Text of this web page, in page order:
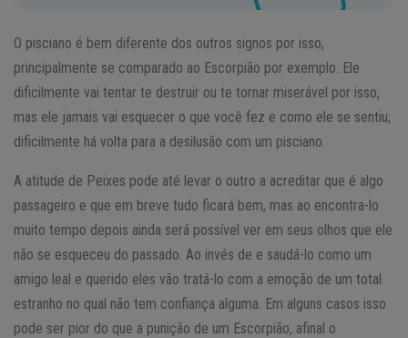
O pisciano é bem diferente dos outros signos por isso,
principalmente se comparado ao Escorpião por exemplo. Ele
dificilmente vai tentar te destruir ou te tornar miserável por isso,
mas ele jamais vai esquecer o que você fez e como ele se sentiu;
dificilmente há volta para a desilusão com um pisciano.
A atitude de Peixes pode até levar o outro a acreditar que é algo
passageiro e que em breve tudo ficará bem, mas ao encontra-lo
muito tempo depois ainda será possível ver em seus olhos que ele
não se esqueceu do passado. Ao invés de e saudá-lo como um
amigo leal e querido eles vão tratá-lo com a emoção de um total
estranho no qual não tem confiança alguma. Em alguns casos isso
pode ser pior do que a punição de um Escorpião, afinal o